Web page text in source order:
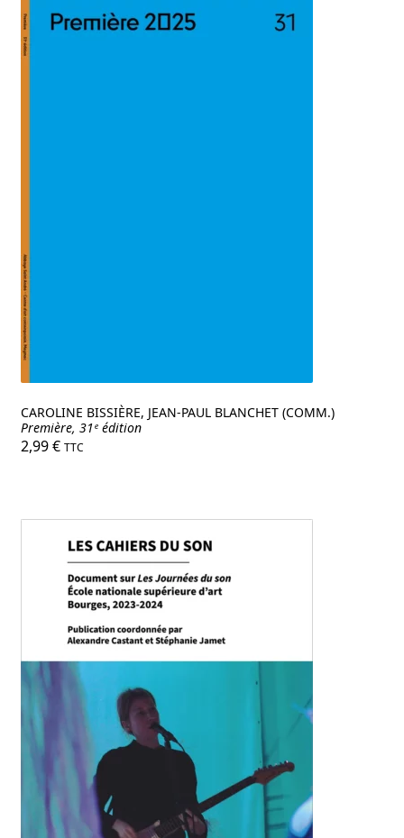
CAROLINE BISSIÈRE, JEAN-PAUL BLANCHET (COMM.)
Première, 31ᵉ édition
2,99€ TTC